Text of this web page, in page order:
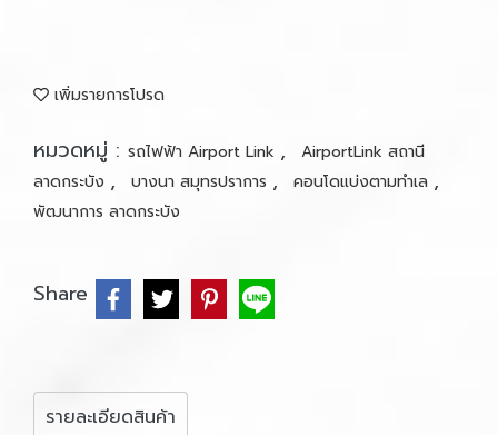
เพิ่มรายการโปรด
หมวดหมู่ : รถไฟฟ้า Airport Link ,
AirportLink สถานี
ลาดกระบัง , บางนา สมุทรปราการ , คอนโดแบ่งตามทำเล ,
พัฒนาการ ลาดกระบัง
Share
รายละเอียดสินค้า